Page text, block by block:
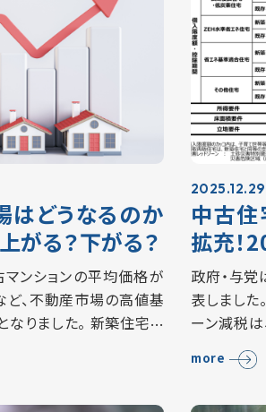
どうなるのか
る？下がる？
ンションの平均価格が
、不動産市場の高値基
りました。 新築住宅の
安などを背景に、中古
推移しています…
2025.12.29
中古
拡充！
政府・与
表しまし
ーン減税
ます。 と
大幅に拡充
more